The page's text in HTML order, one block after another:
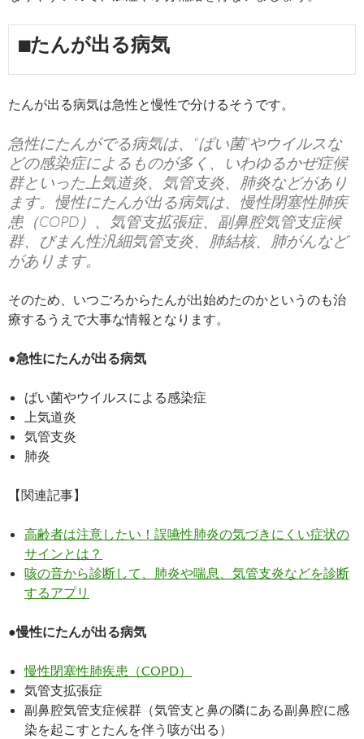
■たんが出る病気
たんが出る病気は急性と慢性で分けるそうです。
急性にたんがでる病気は、“ばい菌”やウイルスな
どの感染症によるものが多く、いわゆるかぜ症候
群といった上気道炎、気管支炎、肺炎などがあり
ます。慢性にたんが出る病気は、慢性閉塞性肺疾
患（COPD）、気管支拡張症、副鼻腔気管支症候
群、びまん性汎細気管支炎、肺結核、肺がんなど
があります。
そのため、いつごろからたんが出始めたのかというのも治
療するうえで大事な情報となります。
●急性にたんが出る病気
ばい菌やウイルスによる感染症
上気道炎
気管支炎
肺炎
【関連記事】
高齢者は注意したい！誤嚥性肺炎の気づきにくい症状の
サインとは？
咳の音から診断して、肺炎や喘息、気管支炎などを診断
するアプリ
●慢性にたんが出る病気
慢性閉塞性肺疾患（COPD）
気管支拡張症
副鼻腔気管支症候群（気管支と鼻の隣にある副鼻腔に感
染を起こすとたんを伴う咳が出る）